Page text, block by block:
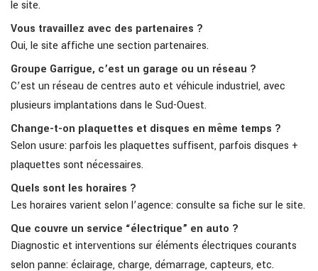
le site.
Vous travaillez avec des partenaires ?
Oui, le site affiche une section partenaires.
Groupe Garrigue, c’est un garage ou un réseau ?
C’est un réseau de centres auto et véhicule industriel, avec
plusieurs implantations dans le Sud-Ouest.
Change-t-on plaquettes et disques en même temps ?
Selon usure: parfois les plaquettes suffisent, parfois disques +
plaquettes sont nécessaires.
Quels sont les horaires ?
Les horaires varient selon l’agence: consulte sa fiche sur le site.
Que couvre un service “électrique” en auto ?
Diagnostic et interventions sur éléments électriques courants
selon panne: éclairage, charge, démarrage, capteurs, etc.